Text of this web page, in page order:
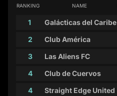
RANKING NAME
1 Galácticas del Caribe
2
Club América
3
Las Aliens FC
4
Club de Cuervos
4
Straight Edge United